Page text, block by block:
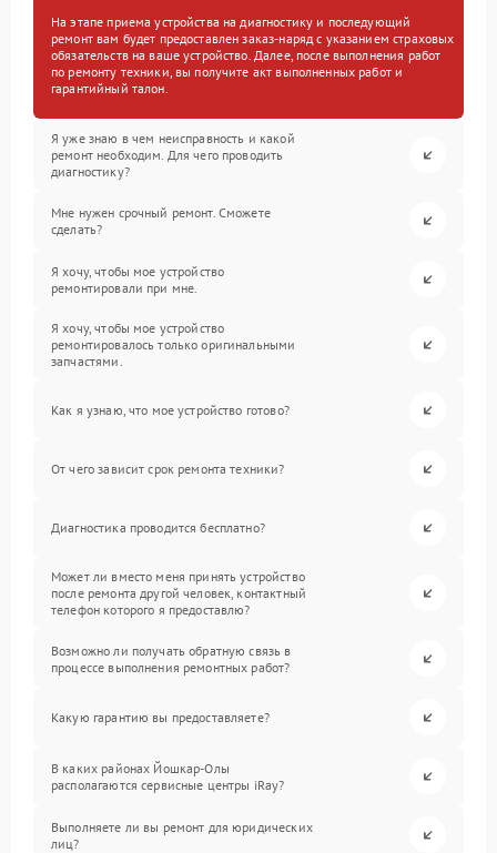
На этапе приема устройства на диагностику и последующий
ремонт вам будет предоставлен заказ-наряд с указанием страховых
обязательств на ваше устройство. Далее, после выполнения работ
по ремонту техники, вы получите акт выполненных работ и
гарантийный талон.
Я уже знаю в чем неисправность и какой
ремонт необходим. Для чего проводить
диагностику?
Мне нужен срочный ремонт. Сможете
сделать?
Я хочу, чтобы мое устройство
ремонтировали при мне.
Я хочу, чтобы мое устройство
ремонтировалось только оригинальными
запчастями.
Как я узнаю, что мое устройство готово?
От чего зависит срок ремонта техники?
Диагностика проводится бесплатно?
Может ли вместо меня принять устройство
после ремонта другой человек, контактный
телефон которого я предоставлю?
Возможно ли получать обратную связь в
процессе выполнения ремонтных работ?
Какую гарантию вы предоставляете?
В каких районах Йошкар-Олы
располагаются сервисные центры iRay?
Выполняете ли вы ремонт для юридических
лиц?